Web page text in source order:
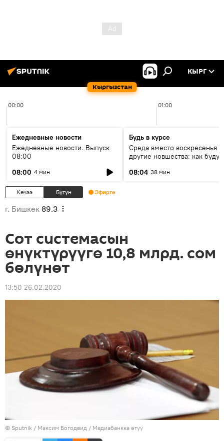
Кыргызстан
КЫРГ
00:00 01:00
Ежедневные новости
Ежедневные новости. Выпуск
08:00
08:00 4 мин
Будь в курсе
Среда вместо воскресенья и
другие новшества: как будут
08:04 38 мин
Кечээ Бүгүн Эфирге
г. Бишкек 89.3
Сот системасын
өнүктүрүүгө 10,8 млрд. сом
бөлүнөт
13:50 26.02.2020
© Sputnik / Максим Богодвид / Медиабанкка өтүү